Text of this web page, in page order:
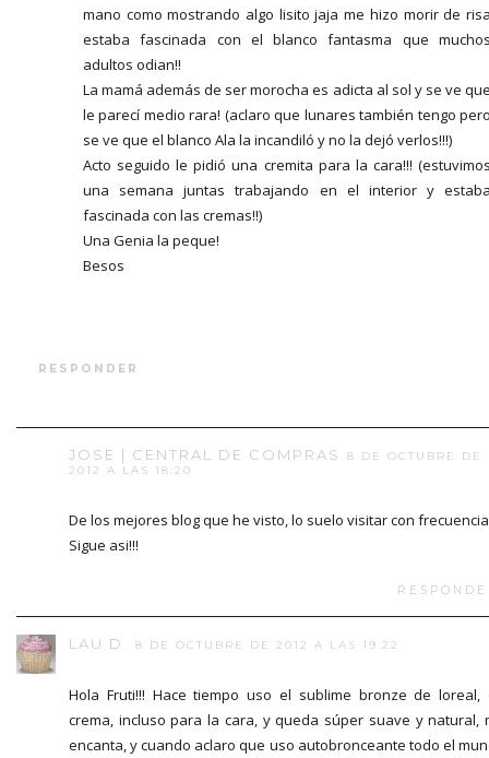
mano como mostrando algo lisito jaja me hizo morir de
estaba fascinada con el blanco fantasma que
adultos odian!!
La mamá además de ser morocha es adicta al sol y se ve
le parecí medio rara! (aclaro que lunares también tengo
se ve que el blanco Ala la incandiló y no la dejó verlos!!!)
Acto seguido le pidió una cremita para la cara!!!
una semana juntas trabajando en el interior y
fascinada con las cremas!!)
Una Genia la peque!
Besos
RESPONDER
JOSE | CENTRAL DE COMPRAS
8 DE OCTUBRE DE
2012 A LAS 18:20
De los mejores blog que he visto, lo suelo visitar con frecuencia
Sigue asi!!!
LAU D. 8 DE OCTUBRE DE 2012 A LAS 19:22
Hola Fruti!!! Hace tiempo uso el sublime bronze de loreal,
crema, incluso para la cara, y queda súper suave y natural,
encanta, y cuando aclaro que uso autobronceante todo el